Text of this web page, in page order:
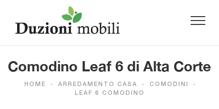
Comodino Leaf 6 di Alta Corte
HOME - ARREDAMENTO CASA - COMODINI
-
LEAF 6 COMODINO